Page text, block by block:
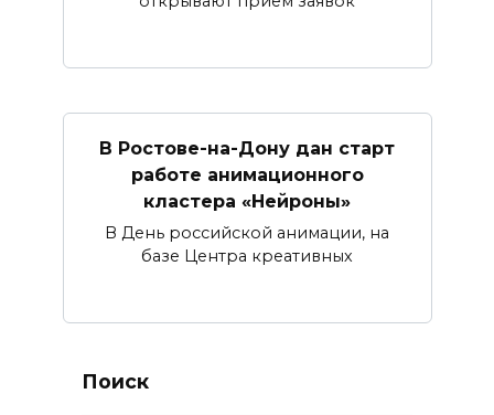
В Ростове-на-Дону дан старт
работе анимационного
кластера «Нейроны»
В День российской анимации, на
базе Центра креативных
Поиск